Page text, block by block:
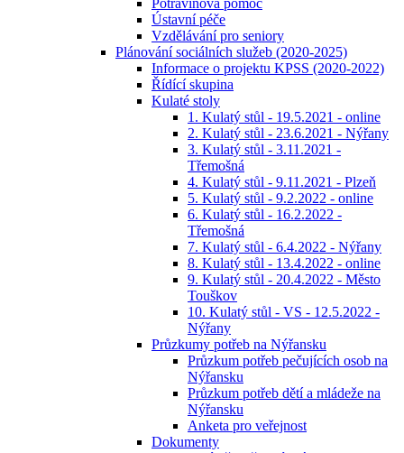
Potravinová pomoc
Ústavní péče
Vzdělávání pro seniory
Plánování sociálních služeb (2020-2025)
Informace o projektu KPSS (2020-2022)
Řídící skupina
Kulaté stoly
1. Kulatý stůl - 19.5.2021 - online
2. Kulatý stůl - 23.6.2021 - Nýřany
3. Kulatý stůl - 3.11.2021 -
Třemošná
4. Kulatý stůl - 9.11.2021 - Plzeň
5. Kulatý stůl - 9.2.2022 - online
6. Kulatý stůl - 16.2.2022 -
Třemošná
7. Kulatý stůl - 6.4.2022 - Nýřany
8. Kulatý stůl - 13.4.2022 - online
9. Kulatý stůl - 20.4.2022 - Město
Touškov
10. Kulatý stůl - VS - 12.5.2022 -
Nýřany
Průzkumy potřeb na Nýřansku
Průzkum potřeb pečujících osob na
Nýřansku
Průzkum potřeb dětí a mládeže na
Nýřansku
Anketa pro veřejnost
Dokumenty